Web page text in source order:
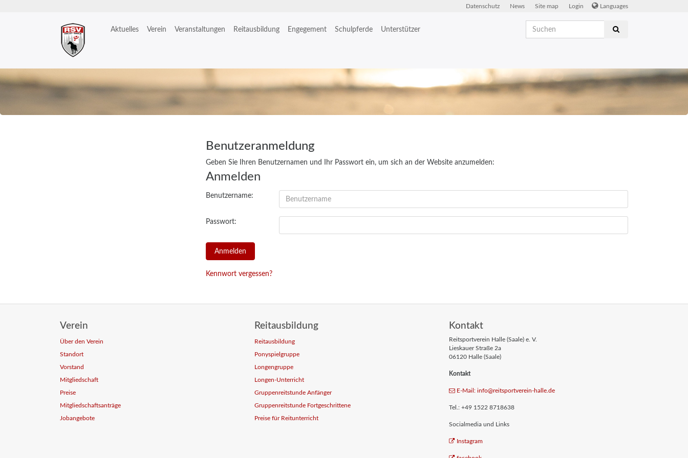
springen
Languages
Datenschutz News Site map Login
Aktuelles Verein Veranstaltungen Reitausbildung Engegement Schulpferde Unterstützer
Benutzeranmeldung
Geben Sie Ihren Benutzernamen und Ihr Passwort ein, um sich an der Website anzumelden:
Anmelden
Benutzername:
Passwort:
Kennwort vergessen?
Verein
Über den Verein
Standort
Vorstand
Mitgliedschaft
Preise
Mitgliedschaftsanträge
Jobangebote
Reitausbildung
Reitausbildung
Ponyspielgruppe
Longengruppe
Longen-Unterricht
Gruppenreitstunde Anfänger
Gruppenreitstunde Fortgeschrittene
Preise für Reitunterricht
Kontakt
Reitsportverein Halle (Saale) e. V.
Lieskauer Straße 2a
06120 Halle (Saale)
Kontakt
E-Mail: info@reitsportverein-halle.de
Tel.: +49 1522 8718638
Socialmedia und Links
Instagram